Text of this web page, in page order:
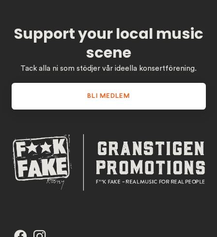
Support your local music
scene
Tack alla ni som stödjer vår ideella konsertförening.
BLI MEDLEM